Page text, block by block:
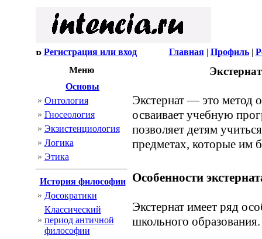
Регистрация или вход Главная| Профиль|
Меню
Основы
Онтология
Гносеология
Экзистенциология
Логика
Этика
История философии
Досократики
Классический
период античной
философии
Экстернат — это метод
осваивает учебную
позволяет детям
предметах, которые им
Особенности
Экстернат имеет ряд
школьного